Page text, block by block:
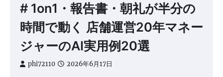
# 1on1・報告書・朝礼が半分の
時間で動く 店舗運営20年マネー
ジャーのAI実用例20選
phi72110 2026年6月17日